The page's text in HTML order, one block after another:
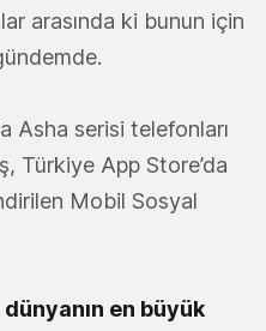
arasında ki bunun için
Asha serisi telefonları
Türkiye App Store’da
Mobil Sosyal
dünyanın en büyük